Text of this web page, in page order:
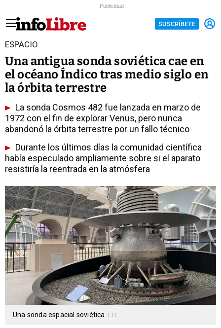
Publicidad
SUSCRÍBETE
ESPACIO
Una antigua sonda soviética cae en
el océano Índico tras medio siglo en
la órbita terrestre
La sonda Cosmos 482 fue lanzada en marzo de
1972 con el fin de explorar Venus, pero nunca
abandonó la órbita terrestre por un fallo técnico
Durante los últimos días la comunidad científica
había especulado ampliamente sobre si el aparato
resistiría la reentrada en la atmósfera
Una sonda espacial soviética. EFE